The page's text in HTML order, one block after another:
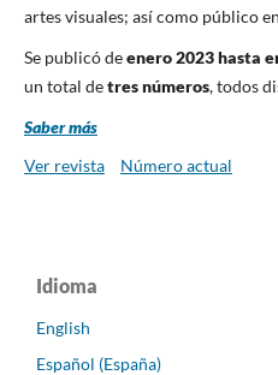
artes visuales; así como público
Se publicó deenero 2023 hasta
un total detres números, todos
Saber más
Ver revista
Número actual
Idioma
English
Español (España)